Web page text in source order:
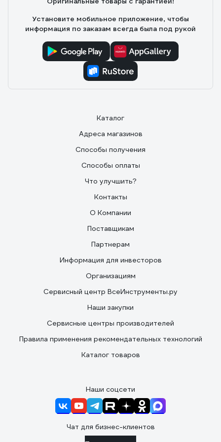
Паспорта со «свежими» датами первоначальной
Установите мобильное приложение, чтобы
информация по заказам всегда была под рукой
Каталог
Адреса магазинов
Способы получения
Способы оплаты
Что улучшить?
Контакты
О Компании
Поставщикам
Партнерам
Информация для инвесторов
Организациям
Сервисный центр ВсеИнструменты.ру
Наши закупки
Сервисные центры производителей
Правила применения рекомендательных технологий
Каталог товаров
Наши соцсети
Чат для бизнес-клиентов